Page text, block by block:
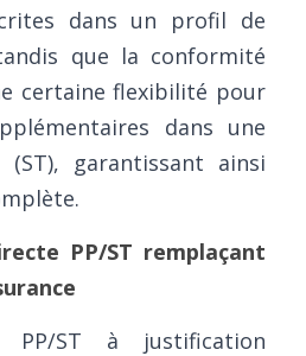
dans un profil de
que la conformité
certaine flexibilité pour
dans une
garantissant ainsi
PP/ST remplaçant
PP/ST à justification